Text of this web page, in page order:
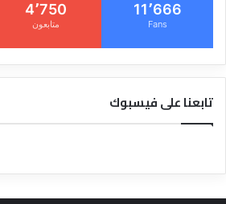
11٬666
Fans
4٬750
متابعون
تابعنا على فيسبوك